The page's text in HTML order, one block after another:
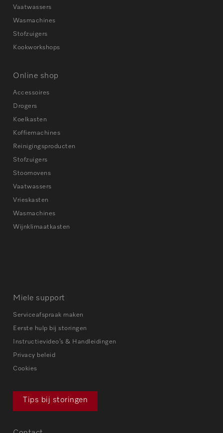
Vaatwassers
Wasmachines
Stofzuigers
Kookworkshops
Online shop
Accessoires
Drogers
Koelkasten
Koffiemachines
Reinigingsproducten
Stofzuigers
Stoomovens
Vaatwassers
Vrieskasten
Wasmachines
Wijnklimaatkasten
Miele support
Serviceafspraak maken
Eerste hulp bij storingen
Instructievideo’s & Handleidingen
Privacy beleid
Cookies
Tips bij storingen